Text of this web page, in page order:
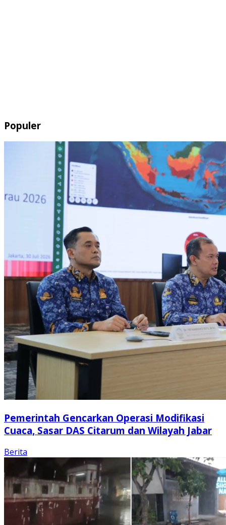
Populer
Pemerintah Gencarkan Operasi Modifikasi
Cuaca, Sasar DAS Citarum dan Wilayah Jabar
Berita